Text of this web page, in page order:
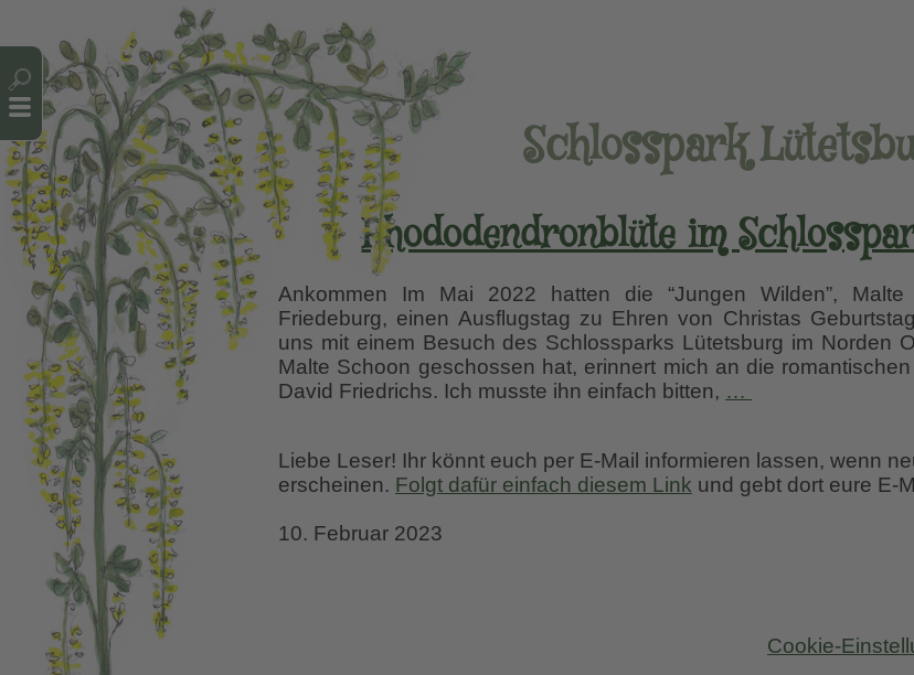
Schlosspark
Rhododendronblüte im
Ankommen Im Mai 2022 hatten die “Jungen Wilden”,
Friedeburg, einen Ausflugstag zu Ehren von Christas
uns mit einem Besuch des Schlossparks Lütetsburg im Norden
Malte Schoon geschossen hat, erinnert mich an die
David Friedrichs. Ich musste ihn einfach bitten, …
Lütetsburg
Liebe Leser! Ihr könnt euch per E-Mail informieren lassen, wenn
erscheinen. Folgt dafür einfach diesem Link und gebt dort eure E-
10. Februar 2023
Cookie-
Cookie-Einstellungen